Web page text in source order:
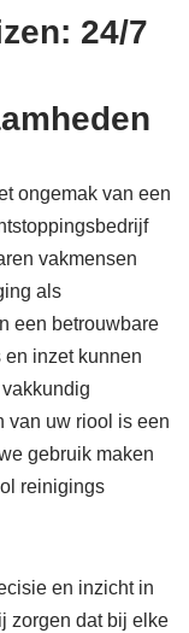
24/7
ongemak van een
vakmensen
als
een betrouwbare
inzet kunnen
van uw riool is een
gebruik maken
reinigings
en inzicht in
zorgen dat bij elke